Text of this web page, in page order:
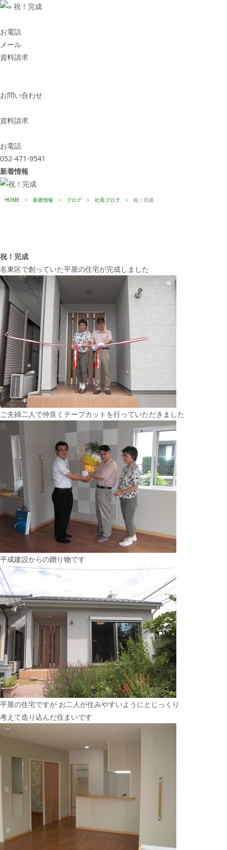
お電話
メール
資料請求
お問い合わせ
資料請求
お電話
052-471-9541
新着情報
HOME > 新着情報 > ブログ> 社長ブログ> 祝！完成
祝！完成
名東区で創っていた平屋の住宅が完成しました
ご夫婦二人で仲良くテープカットを行っていただきました
平成建設からの贈り物です
平屋の住宅ですが お二人が住みやすいようにとじっくり
考えて造り込んだ住まいです